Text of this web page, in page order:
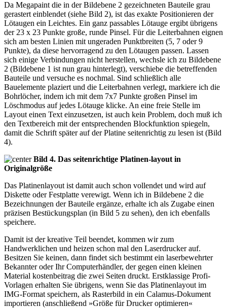
Da Megapaint die in der Bildebene 2 gezeichneten Bauteile grau
gerastert einblendet (siehe Bild 2), ist das exakte Positionieren der
Lötaugen ein Leichtes. Ein ganz passables Lötauge ergibt übrigens
der 23 x 23 Punkte große, runde Pinsel. Für die Leiterbahnen eignen
sich am besten Linien mit ungeraden Punktbreiten (5, 7 oder 9
Punkte), da diese hervorragend zu den Lötaugen passen. Lassen
sich einige Verbindungen nicht herstellen, wechsle ich zu Bildebene
2 (Bildebene 1 ist nun grau hinterlegt), verschiebe die betreffenden
Bauteile und versuche es nochmal. Sind schließlich alle
Bauelemente plaziert und die Leiterbahnen verlegt, markiere ich die
Bohrlöcher, indem ich mit dem 7x7 Punkte großen Pinsel im
Löschmodus auf jedes Lötauge klicke. An eine freie Stelle im
Layout einen Text einzusetzen, ist auch kein Problem, doch muß ich
den Textbereich mit der entsprechenden Blockfunktion spiegeln,
damit die Schrift später auf der Platine seitenrichtig zu lesen ist (Bild
4).
Bild 4. Das seitenrichtige Platinen-layout in
Originalgröße
Das Platinenlayout ist damit auch schon vollendet und wird auf
Diskette oder Festplatte verewigt. Wenn ich in Bildebene 2 die
Bezeichnungen der Bauteile ergänze, erhalte ich als Zugabe einen
präzisen Bestückungsplan (in Bild 5 zu sehen), den ich ebenfalls
speichere.
Damit ist der kreative Teil beendet, kommen wir zum
Handwerklichen und heizen schon mal den Laserdrucker auf.
Besitzen Sie keinen, dann findet sich bestimmt ein laserbewehrter
Bekannter oder Ihr Computerhändler, der gegen einen kleinen
Material kostenbeitrag die zwei Seiten druckt. Erstklassige Profi-
Vorlagen erhalten Sie übrigens, wenn Sie das Platinenlayout im
IMG-Format speichern, als Rasterbild in ein Calamus-Dokument
importieren (anschließend »Größe für Drucker optimieren«